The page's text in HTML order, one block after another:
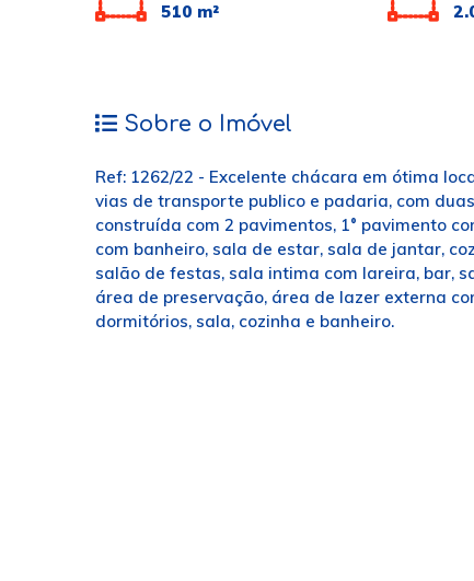
510 m²
Sobre o Imóvel
Ref: 1262/22 - Excelente chácara em ótima
vias de transporte publico e padaria, com
construída com 2 pavimentos, 1° pavimento
com banheiro, sala de estar, sala de jantar,
salão de festas, sala intima com lareira, bar,
área de preservação, área de lazer externa
dormitórios, sala, cozinha e banheiro.